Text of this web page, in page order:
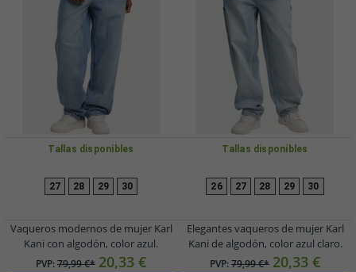
Tallas disponibles
27 28 29 30
Vaqueros modernos de mujer Karl
Kani con algodón, color azul.
PVP:79,99 €* 20,33 €
Tallas disponibles
26 27 28 29 30
Elegantes vaqueros de mujer Karl
Kani de algodón, color azul claro.
PVP:79,99 €* 20,33 €